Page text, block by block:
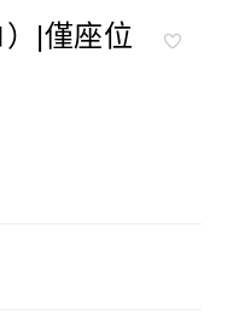
|僅座位